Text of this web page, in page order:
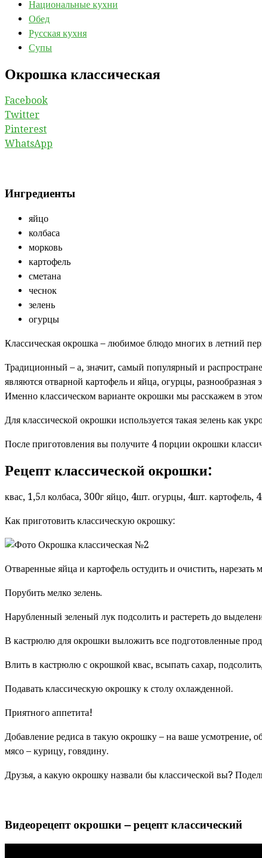
Национальные кухни
Обед
Русская кухня
Супы
Окрошка классическая
Facebook
Twitter
Pinterest
WhatsApp
Ингредиенты
яйцо
колбаса
морковь
картофель
сметана
чеснок
зелень
огурцы
Классическая окрошка – любимое блюдо многих в летний
Традиционный – а, значит, самый популярный и
являются отварной картофель и яйца, огурцы,
Именно классическом варианте окрошки мы расскажем в
Для классической окрошки используется такая зелень как
После приготовления вы получите 4 порции окрошки
Рецепт классической окрошки:
квас, 1,5л колбаса, 300г яйцо, 4шт. огурцы, 4шт. картофель,
Как приготовить классическую окрошку:
Отваренные яйца и картофель остудить и очистить,
Порубить мелко зелень.
Нарубленный зеленый лук подсолить и растереть до
В кастрюлю для окрошки выложить все подготовленные
Влить в кастрюлю с окрошкой квас, всыпать сахар,
Подавать классическую окрошку к столу охлажденной.
Приятного аппетита!
Добавление редиса в такую окрошку – на ваше усмотрение,
мясо – курицу, говядину.
Друзья, а какую окрошку назвали бы классической вы?
Видеорецепт окрошки – рецепт классический